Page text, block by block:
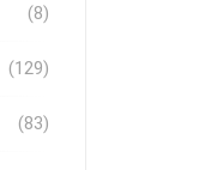
(8)
(129)
(83)